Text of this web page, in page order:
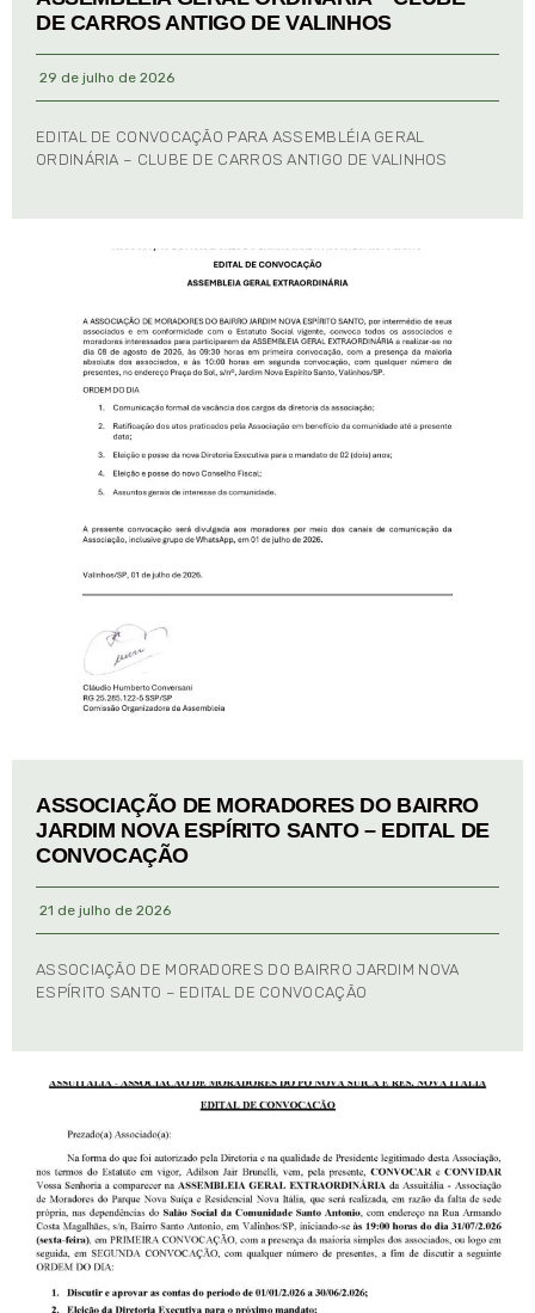
DE CARROS ANTIGO DE VALINHOS
29 de julho de 2026
EDITAL DE CONVOCAÇÃO PARA ASSEMBLÉIA GERAL
ORDINÁRIA – CLUBE DE CARROS ANTIGO DE VALINHOS
ASSOCIAÇÃO DE MORADORES DO BAIRRO
JARDIM NOVA ESPÍRITO SANTO – EDITAL DE
CONVOCAÇÃO
21 de julho de 2026
ASSOCIAÇÃO DE MORADORES DO BAIRRO JARDIM NOVA
ESPÍRITO SANTO – EDITAL DE CONVOCAÇÃO